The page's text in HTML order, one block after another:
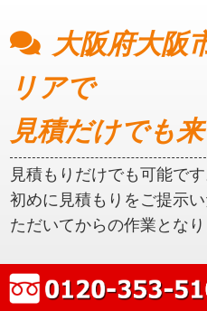
大阪府大阪
リアで
見積だけでも
見積もりだけでも可能です
初めに見積もりをご提示
ただいてからの作業となり
大阪府大阪